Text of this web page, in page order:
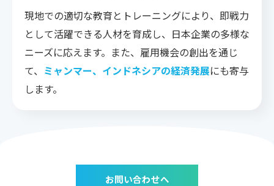
現地での適切な教育とトレーニングにより、即戦力
として活躍できる人材を育成し、日本企業の多様な
ニーズに応えます。また、雇用機会の創出を通じ
て、 ミャンマー、インドネシアの経済発展にも寄与
します。
お問い合わせへ